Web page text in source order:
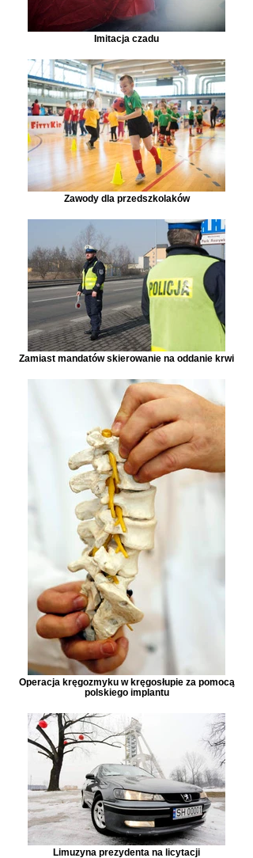
Imitacja czadu
Zawody dla przedszkolaków
Zamiast mandatów skierowanie na oddanie krwi
Operacja kręgozmyku w kręgosłupie za pomocą
polskiego implantu
Limuzyna prezydenta na licytacji